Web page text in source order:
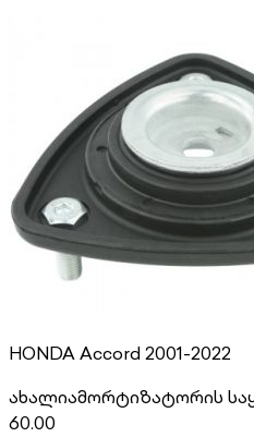
HONDA Accord 2001-2022
ახალიამორტიზატორის
60.00